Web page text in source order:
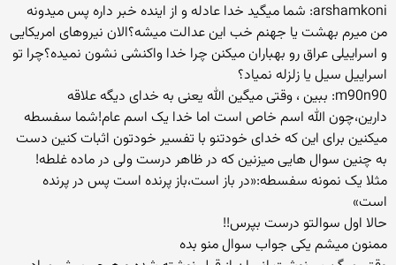
arshamkoni: شما میگید خدا عادله و از اینده خبر داره پس میدونه
من میرم بهشت یا جهنم خب این عدالت میشه؟الان نیروهای امریکایی
و اسراییلی عراق رو بهباران میکنن چرا خدا واکنشی نشون نمیده؟چرا تو
اسراییل سیل یا زلزله نمیاد؟
m90n90: ببین ، وقتی میگین الله یعنی به خدای دیگه علاقه
دارین،چون الله اسم خاص است اما خدا یک اسم عام!شما سفسطه
میکنین برای این که خدای خودتنو با تفسیر خودتون اثبات کنین دست
به چنین سوال هایی میزنین که در ظاهر درست ولی در ماده غلطه!
مثلا یک نمونه سفسطه:«در باز است،باز پرنده است پس در پرنده
است»
حالا اول سوالتو درست بپرس!!
ممنون میشم یکی جواب سوال منو بده